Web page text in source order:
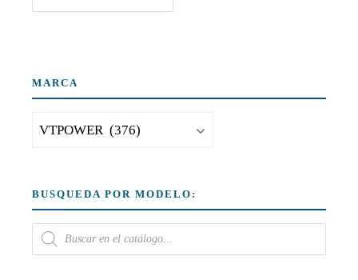
MARCA
BUSQUEDA POR MODELO: